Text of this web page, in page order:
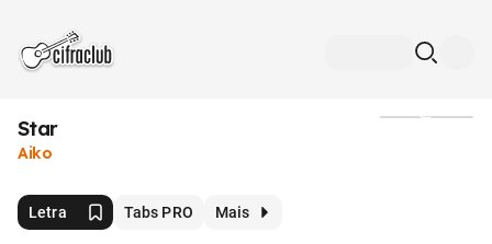
Star
Aiko
Letra Tabs PRO Mais